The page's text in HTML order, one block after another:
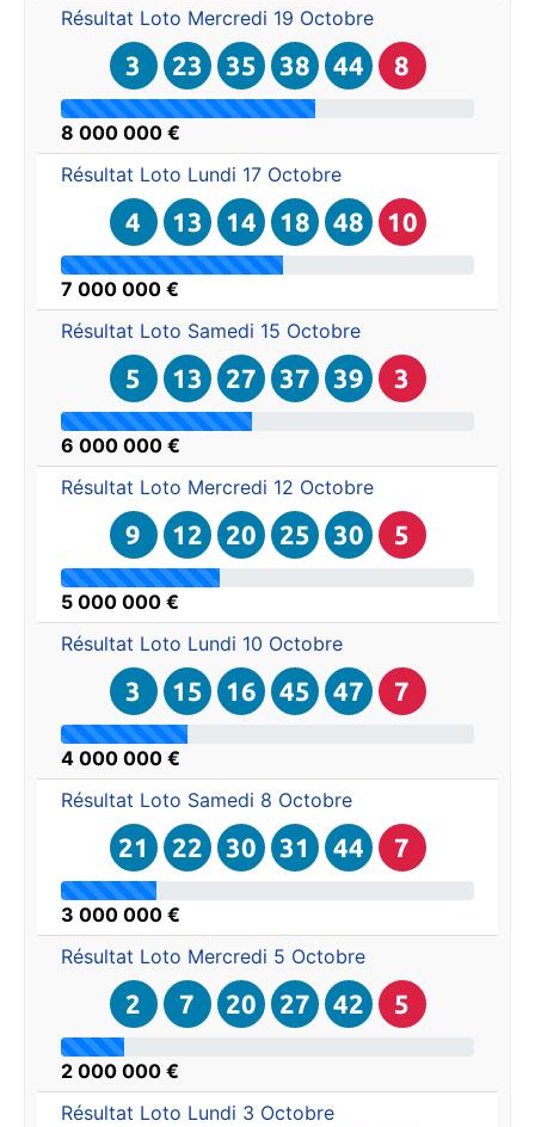
Résultat Loto Mercredi 19 Octobre
3 23 35 38 44 8
8 000 000 €
Résultat Loto Lundi 17 Octobre
4 13 14 18 48 10
7 000 000 €
Résultat Loto Samedi 15 Octobre
5 13 27 37 39 3
6 000 000 €
Résultat Loto Mercredi 12 Octobre
9 12 20 25 30 5
5 000 000 €
Résultat Loto Lundi 10 Octobre
3 15 16 45 47 7
4 000 000 €
Résultat Loto Samedi 8 Octobre
21 22 30 31 44 7
3 000 000 €
Résultat Loto Mercredi 5 Octobre
2 7 20 27 42 5
2 000 000 €
Résultat Loto Lundi 3 Octobre